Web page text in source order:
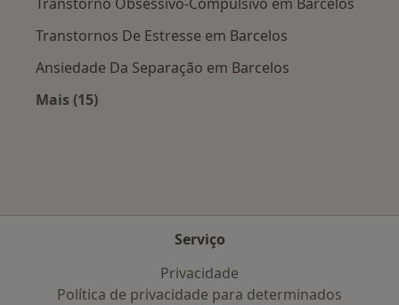
Transtornos De Estresse em Barcelos
Ansiedade Da Separação em Barcelos
Mais (15)
Serviço
Privacidade
Política de privacidade para determinados